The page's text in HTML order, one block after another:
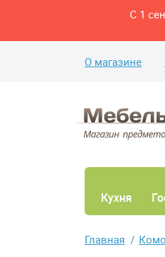
С 1
О магазине
Кухня
Главная